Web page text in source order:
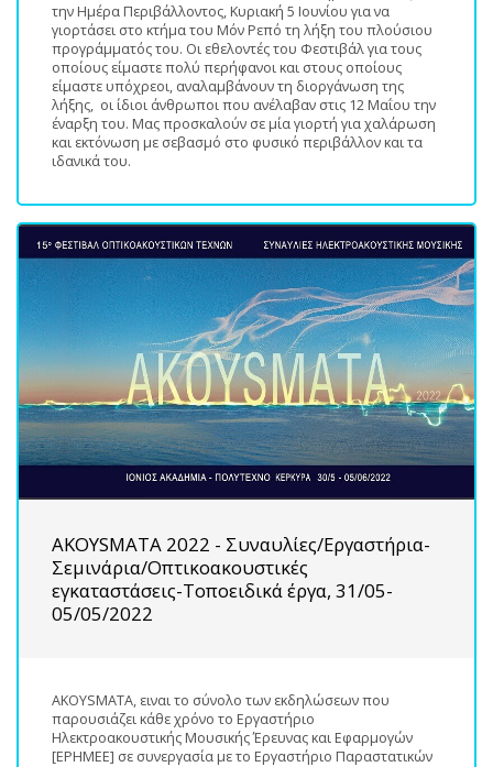
την Ημέρα Περιβάλλοντος, Κυριακή 5 Ιουνίου για να
γιορτάσει στο κτήμα του Μόν Ρεπό τη λήξη του πλούσιου
προγράμματός του. Οι εθελοντές του Φεστιβάλ για τους
οποίους είμαστε πολύ περήφανοι και στους οποίους
είμαστε υπόχρεοι, αναλαμβάνουν τη διοργάνωση της
λήξης, οι ίδιοι άνθρωποι που ανέλαβαν στις 12 Μαΐου την
έναρξη του. Μας προσκαλούν σε μία γιορτή για χαλάρωση
και εκτόνωση με σεβασμό στο φυσικό περιβάλλον και τα
ιδανικά του.
AKOYSMATA 2022 - Συναυλίες/Εργαστήρια-
Σεμινάρια/Οπτικοακουστικές
εγκαταστάσεις-Τοποειδικά έργα, 31/05-
05/05/2022
AKOYSMATA, ειναι το σύνολο των εκδηλώσεων που
παρουσιάζει κάθε χρόνο το Εργαστήριο
Ηλεκτροακουστικής Μουσικής Έρευνας και Εφαρμογών
[ΕΡΗΜΕΕ] σε συνεργασία με το Εργαστήριο Παραστατικών